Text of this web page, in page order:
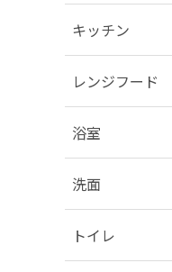
キッチン
レンジフード
浴室
洗面
トイレ